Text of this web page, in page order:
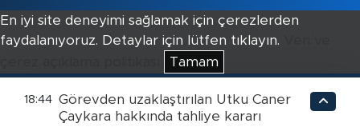
En iyi site deneyimi sağlamak için çerezlerden
faydalanıyoruz. Detaylar için lütfen tıklayın.
Tamam
18:44 Görevden uzaklaştırılan Utku Caner
Çaykara hakkında tahliye kararı